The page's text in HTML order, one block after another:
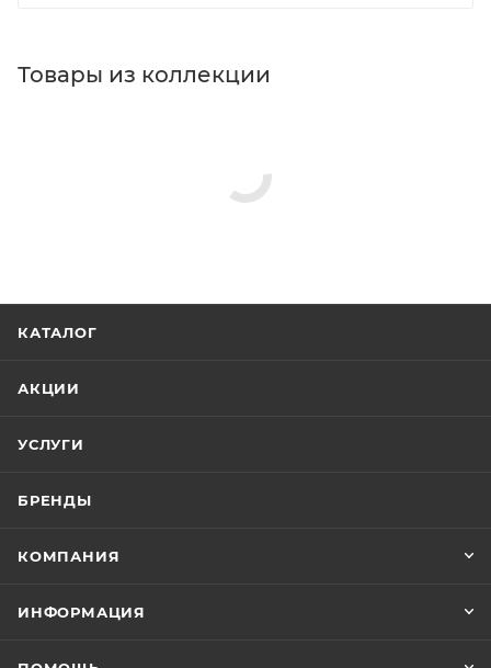
Товары из коллекции
Душевые панели
Душ, Товар, 00-011367670
Бренд
Код товара
Максимальная цена
Серия
Страна
Гарантия